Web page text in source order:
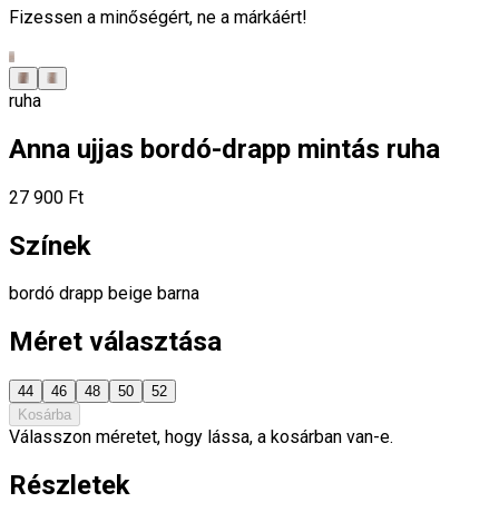
Fizessen a minőségért, ne a márkáért!
ruha
Anna ujjas bordó-drapp mintás ruha
27 900 Ft
Színek
bordó drapp beige barna
Méret választása
44 46 48 50
52
Kosárba
Válasszon méretet, hogy lássa, a kosárban van-e.
Részletek